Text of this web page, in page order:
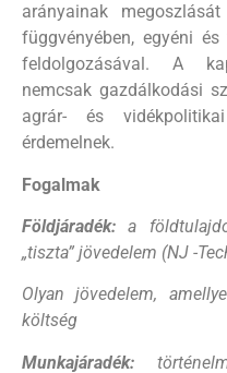
arányainak
függvényében, egyéni
feldolgozásával. A
nemcsak gazdálkodási
agrár- és
érdemelnek.
Fogalmak
Földjáradék:a
„tiszta” jövedelem (NJ -
Olyan jövedelem,
költség
Munkajáradék: